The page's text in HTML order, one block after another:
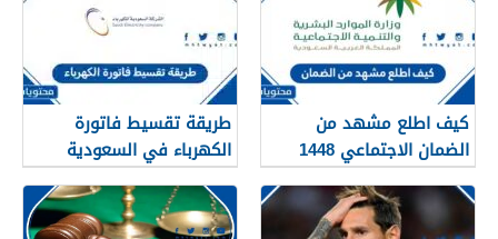
كيف اطلع مشهد من
الضمان الاجتماعي 1448
طريقة تقسيط فاتورة
الكهرباء في السعودية
1448 – 2026